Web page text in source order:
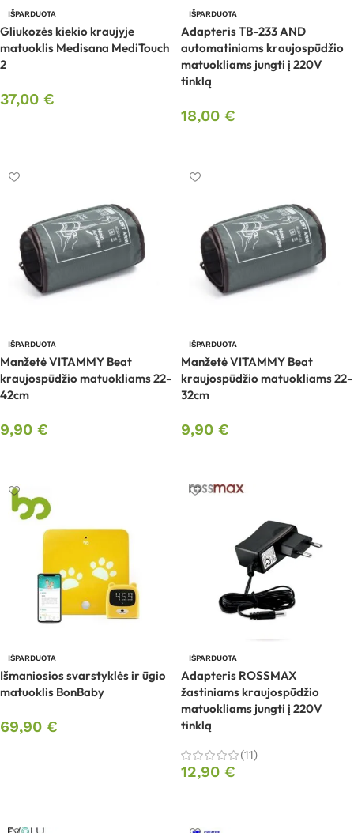
IŠPARDUOTA
Gliukozės kiekio kraujyje
matuoklis Medisana MediTouch
2
37,00 €
IŠPARDUOTA
Adapteris TB-233 AND
automatiniams kraujospūdžio
matuokliams jungti į 220V
tinklą
18,00 €
IŠPARDUOTA
Manžetė VITAMMY Beat
kraujospūdžio matuokliams 22-
42cm
9,90 €
IŠPARDUOTA
Manžetė VITAMMY Beat
kraujospūdžio matuokliams 22-
32cm
9,90 €
IŠPARDUOTA
Išmaniosios svarstyklės ir ūgio
matuoklis BonBaby
69,90 €
IŠPARDUOTA
Adapteris ROSSMAX
žastiniams kraujospūdžio
matuokliams jungti į 220V
tinklą
(11)
12,90 €